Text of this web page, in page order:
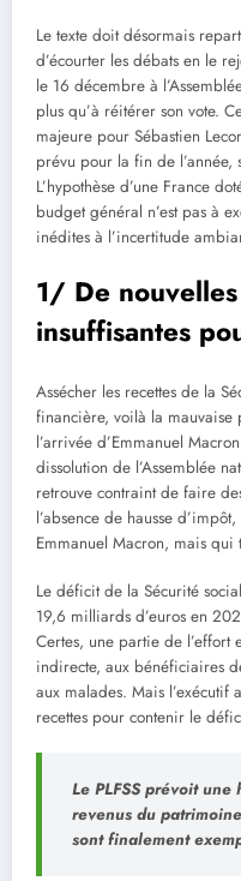
Le texte doit désormais
d’écourter les débats en le
le 16 décembre à
plus qu’à réitérer son vote.
majeure pour Sébastien
prévu pour la fin de l’année,
L’hypothèse d’une France
budget général n’est pas à
inédites à l’incertitude
1/ De
insuffisantes
Assécher les recettes de la
financière, voilà la
l’arrivée d’Emmanuel
dissolution de l’Assemblée
retrouve contraint de faire
l’absence de hausse
Emmanuel Macron, mais
Le déficit de la Sécurité
19,6 milliards d’euros en
Certes, une partie de l’effort
indirecte, aux bénéficiaires
aux malades. Mais l’exécutif
recettes pour contenir le
Le PLFSS prévoit une
revenus du
sont finalement